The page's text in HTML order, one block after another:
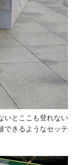
いとここも登れない
できるようなセッテ